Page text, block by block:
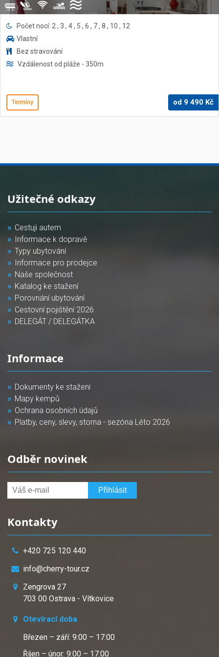
Počet nocí: 2 , 3 , 4 , 5 , 6 , 7 , 8 , 10 , 12
Vlastní
Bez stravování
Vzdálenost od pláže - 350m
Termíny od 9 490 Kč
Užitečné odkazy
Cestuji autem
Informace k dopravě
Typy ubytování
Informace pro prodejce
Naše společnost
Katalog ke stažení
Porovnání ubytování
Cestovní pojištění 2026
DELEGÁT / DELEGÁTKA
Informace
Dokumenty ke stažení
Mapy kempů
Ochrana osobních údajů
Platby, ceny, slevy, storna - sezóna Léto 2026
Odběr novinek
Kontakty
+420 725 120 440
info@cherry-tour.cz
Zengrova 27
703 00 Ostrava - Vítkovice
Otevírací doba
Březen – září: 9:00 – 17:00
Říjen – únor: 9:00 – 17:00